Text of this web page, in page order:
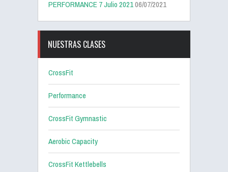
PERFORMANCE 7 Julio 202106/07/2021
NUESTRAS CLASES
CrossFit
Performance
CrossFit Gymnastic
Aerobic Capacity
CrossFit Kettlebells